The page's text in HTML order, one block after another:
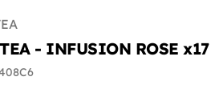
- INFUSION ROSE